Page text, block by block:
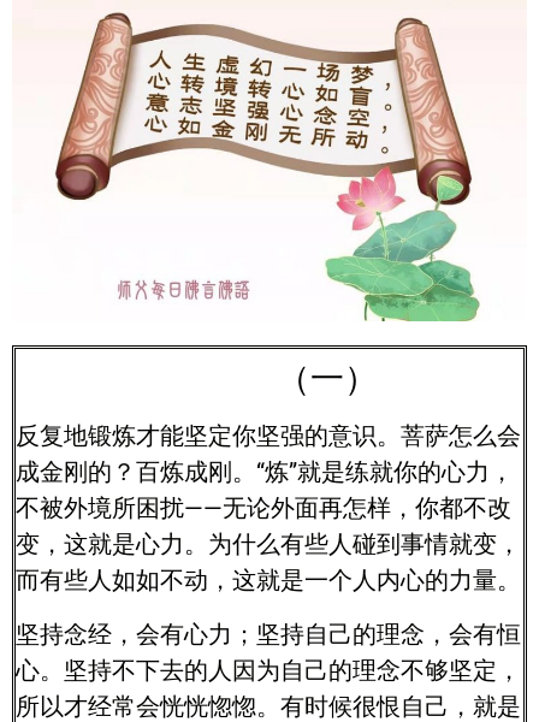
（一）
反复地锻炼才能坚定你坚强的意识。菩萨怎么会
成金刚的？百炼成刚。“炼”就是练就你的心力，
不被外境所困扰——无论外面再怎样，你都不改
变，这就是心力。为什么有些人碰到事情就变，
而有些人如如不动，这就是一个人内心的力量。
坚持念经，会有心力；坚持自己的理念，会有恒
心。坚持不下去的人因为自己的理念不够坚定，
所以才经常会恍恍惚惚。有时候很恨自己，就是